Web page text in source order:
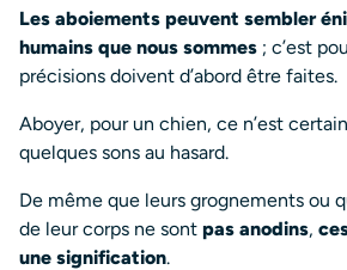
Les aboiements peuvent sembler
humains que nous sommes ; c’est
précisions doivent d’abord être faites.
Aboyer, pour un chien, ce n’est
quelques sons au hasard.
De même que leurs grognements ou
de leur corps ne sont pas anodins,
une signification.